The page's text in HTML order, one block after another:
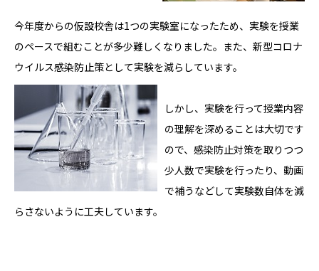
今年度からの仮設校舎は1つの実験室になったため、実験を授業
のペースで組むことが多少難しくなりました。また、新型コロナ
ウイルス感染防止策として実験を減らしています。
しかし、実験を行って授業内容
の理解を深めることは大切です
ので、感染防止対策を取りつつ
少人数で実験を行ったり、動画
で補うなどして実験数自体を減
らさないように工夫しています。